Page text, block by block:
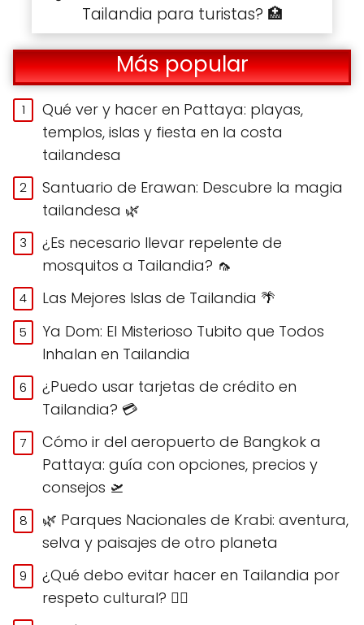
Tailandia para turistas? 🏥
Más popular
Qué ver y hacer en Pattaya: playas,
templos, islas y fiesta en la costa
tailandesa
Santuario de Erawan: Descubre la magia
tailandesa 🌿
¿Es necesario llevar repelente de
mosquitos a Tailandia? 🦟
Las Mejores Islas de Tailandia 🌴
Ya Dom: El Misterioso Tubito que Todos
Inhalan en Tailandia
¿Puedo usar tarjetas de crédito en
Tailandia? 💳
Cómo ir del aeropuerto de Bangkok a
Pattaya: guía con opciones, precios y
consejos 🛫
🌿 Parques Nacionales de Krabi: aventura,
selva y paisajes de otro planeta
¿Qué debo evitar hacer en Tailandia por
respeto cultural? 🙅‍♀️